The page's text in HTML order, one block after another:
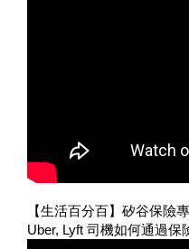
【生活百分百】矽谷保險
Uber, Lyft 司機如何通過保